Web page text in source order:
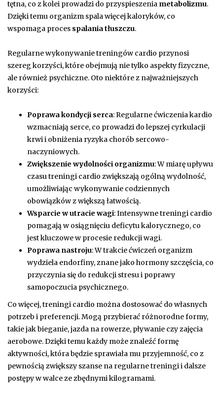
tętna, co z kolei prowadzi do przyspieszenia metabolizmu.
Dzięki temu organizm spala więcej kaloryków, co
wspomaga proces spalania tłuszczu.
Regularne wykonywanie treningów cardio przynosi
szereg korzyści, które obejmują nie tylko aspekty fizyczne,
ale również psychiczne. Oto niektóre z najważniejszych
korzyści:
Poprawa kondycji serca: Regularne ćwiczenia kardio
wzmacniają serce, co prowadzi do lepszej cyrkulacji
krwi i obniżenia ryzyka chorób sercowo-
naczyniowych.
Zwiększenie wydolności organizmu: W miarę upływu
czasu treningi cardio zwiększają ogólną wydolność,
umożliwiając wykonywanie codziennych
obowiązków z większą łatwością.
Wsparcie w utracie wagi: Intensywne treningi cardio
pomagają w osiągnięciu deficytu kalorycznego, co
jest kluczowe w procesie redukcji wagi.
Poprawa nastroju: W trakcie ćwiczeń organizm
wydziela endorfiny, znane jako hormony szczęścia, co
przyczynia się do redukcji stresu i poprawy
samopoczucia psychicznego.
Co więcej, treningi cardio można dostosować do własnych
potrzeb i preferencji. Mogą przybierać różnorodne formy,
takie jak bieganie, jazda na rowerze, pływanie czy zajęcia
aerobowe. Dzięki temu każdy może znaleźć formę
aktywności, która będzie sprawiała mu przyjemność, co z
pewnością zwiększy szanse na regularne treningi i dalsze
postępy w walce ze zbędnymi kilogramami.